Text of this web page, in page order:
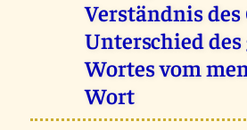
Verständnis des
Unterschied
Wortes vom
Wort